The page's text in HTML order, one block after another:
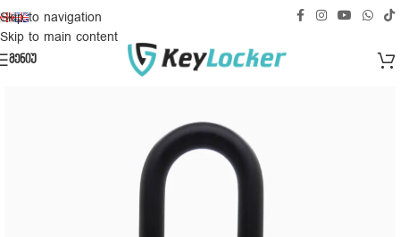
Skip to navigation
Skip to main content
უფასო მიწოდება საქართველოს ტერიტორიაზე!
ᲛᲔᲜᲘᲣ